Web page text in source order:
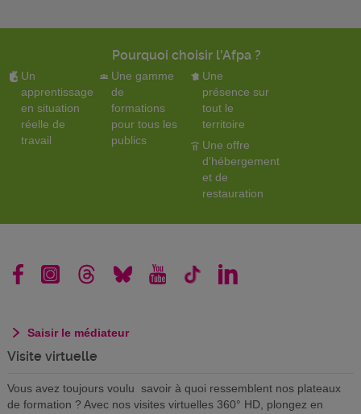
Pourquoi choisir l'Afpa ?
Un
apprentissage
en situation
réelle de
travail
Une gamme
de
formations
pour tous les
publics
Une
présence sur
tout le
territoire
Une offre
d'hébergement
et de
restauration
Saisir le médiateur
Visite virtuelle
Vous avez toujours voulu savoir à quoi ressemblent nos plateaux
de formation ? Avec nos visites virtuelles 360° HD, plongez en